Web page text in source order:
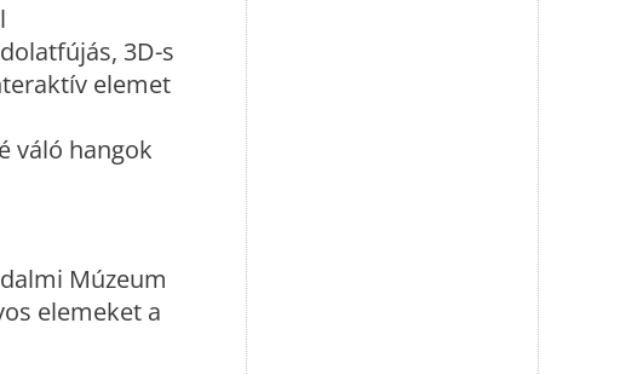
3D-s
elemet
váló hangok
Múzeum
elemeket a